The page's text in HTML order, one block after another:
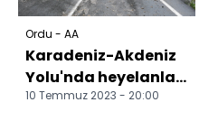
Ordu - AA
Karadeniz-Akdeniz
Yolu'nda heyelanlar
meydana geldi
10 Temmuz 2023 - 20:00